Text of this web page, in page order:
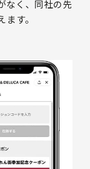
なく、同社の先
す。